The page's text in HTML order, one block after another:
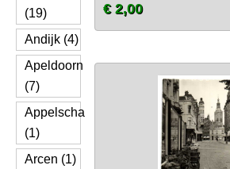
(19)
Andijk (4)
Apeldoorn
(7)
Appelscha
(1)
Arcen (1)
€ 2,00